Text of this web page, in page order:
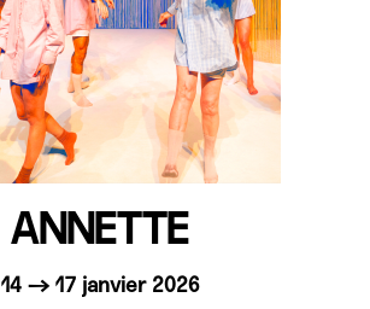
ANNETTE
14 → 17 janvier 2026